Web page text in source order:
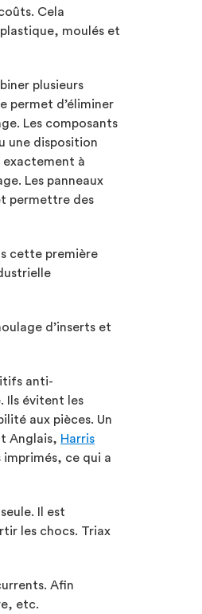
Cela
moulés et
plusieurs
permet d’éliminer
Les composants
une disposition
exactement à
Les panneaux
permettre des
cette première
d’inserts et
anti-
Ils évitent les
aux pièces. Un
Anglais, Harris
ce qui a
Il est
les chocs. Triax
Afin
etc.